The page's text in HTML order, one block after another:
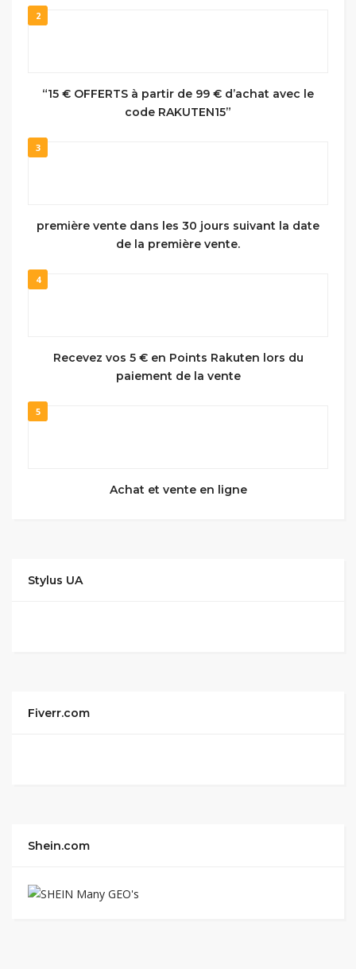
2
“15 € OFFERTS à partir de 99 € d’achat avec le
code RAKUTEN15”
3
première vente dans les 30 jours suivant la date
de la première vente.
4
Recevez vos 5 € en Points Rakuten lors du
paiement de la vente
5
Achat et vente en ligne
Stylus UA
Fiverr.com
Shein.com